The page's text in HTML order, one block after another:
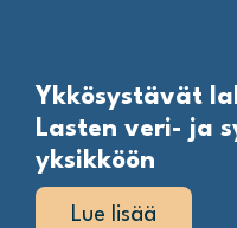
Ykkösystävät
Lasten veri- ja
yksikköön
Lue lisää